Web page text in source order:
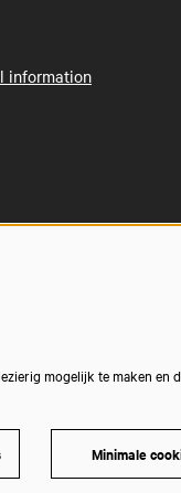
information
mogelijk te maken en
Minimale